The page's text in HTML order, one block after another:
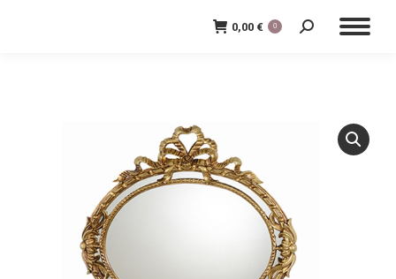
0,00 € 0 Cerca: